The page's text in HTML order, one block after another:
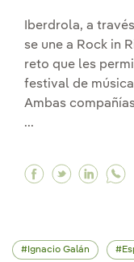
Iberdrola, a
se une a Rock in
reto que les
festival de
Ambas
...
Facebook
Twitter
Ignacio Galán